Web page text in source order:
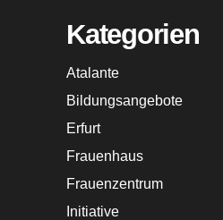
Kategorien
Atalante
Bildungsangebote
Erfurt
Frauenhaus
Frauenzentrum
Initiative